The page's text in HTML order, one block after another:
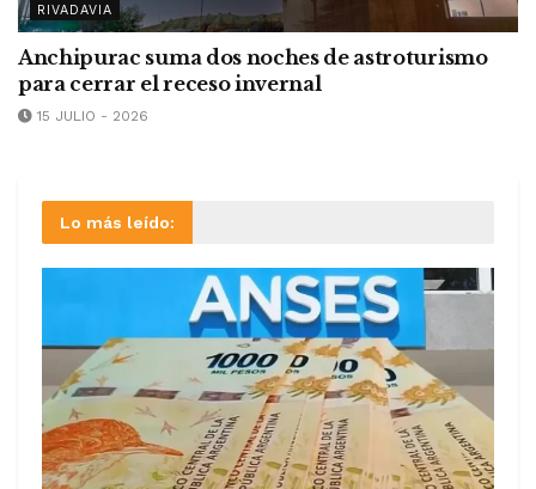
RIVADAVIA
Anchipurac suma dos noches de astroturismo
para cerrar el receso invernal
15 JULIO - 2026
Lo más leído: